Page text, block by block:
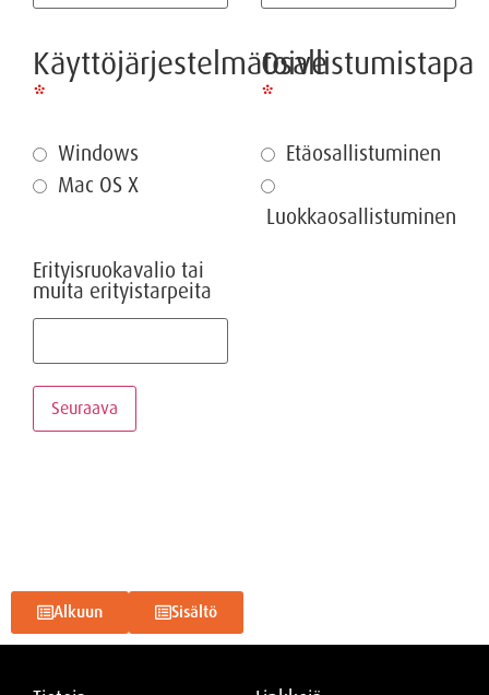
Käyttöjärjestelmätoive
*
Windows
Mac OS X
Osallistumistapa
*
Etäosallistuminen
Luokkaosallistuminen
Erityisruokavalio tai
muita erityistarpeita
Seuraava
Alkuun Sisältö